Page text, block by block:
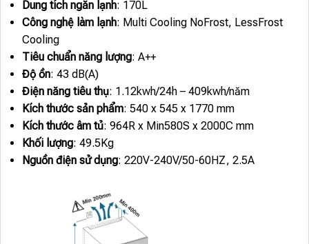
Dung tích ngăn lạnh: 170L
Công nghệ làm lạnh: Multi Cooling NoFrost, LessFrost
Cooling
Tiêu chuẩn năng lượng: A++
Độ ồn: 43 dB(A)
Điện năng tiêu thụ: 1.12kwh/24h – 409kwh/năm
Kích thước sản phẩm: 540 x 545 x 1770 mm
Kích thước âm tủ: 964R x Min580S x 2000C mm
Khối lượng: 49.5Kg
Nguồn điện sử dụng: 220V-240V/50-60HZ, 2.5A